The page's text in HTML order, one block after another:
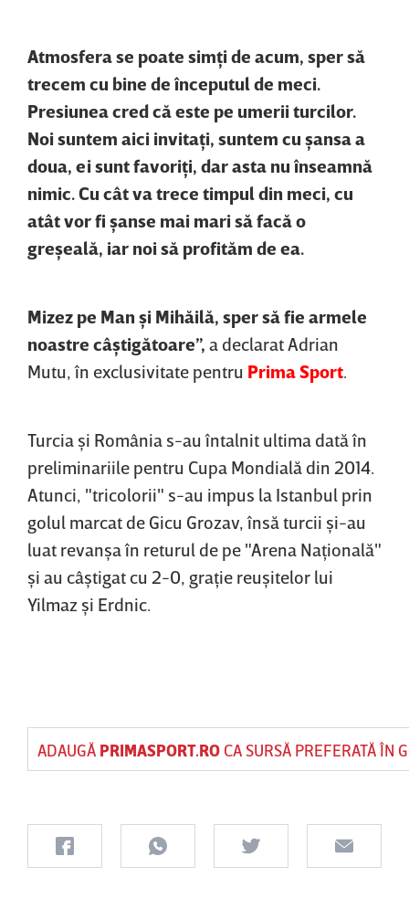
Atmosfera se poate simţi de acum, sper să
trecem cu bine de începutul de meci.
Presiunea cred că este pe umerii turcilor.
Noi suntem aici invitaţi, suntem cu şansa a
doua, ei sunt favoriţi, dar asta nu înseamnă
nimic. Cu cât va trece timpul din meci, cu
atât vor fi şanse mai mari să facă o
greşeală, iar noi să profităm de ea.
Mizez pe Man şi Mihăilă, sper să fie armele
noastre câştigătoare”, a declarat Adrian
Mutu, în exclusivitate pentru Prima Sport.
Turcia şi România s-au întalnit ultima dată în
preliminariile pentru Cupa Mondială din 2014.
Atunci, "tricolorii" s-au impus la Istanbul prin
golul marcat de Gicu Grozav, însă turcii şi-au
luat revanşa în returul de pe "Arena Naţională"
şi au câştigat cu 2-0, graţie reuşitelor lui
Yilmaz şi Erdnic.
ADAUGĂ PRIMASPORT.ROCA SURSĂ PREFERATĂ ÎN